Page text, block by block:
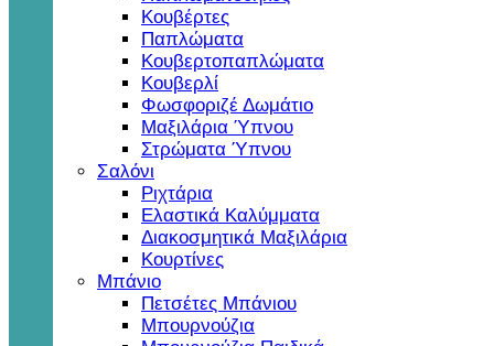
Κουβέρτες
Παπλώματα
Κουβερτοπαπλώματα
Κουβερλί
Φωσφοριζέ Δωμάτιο
Μαξιλάρια Ύπνου
Στρώματα Ύπνου
Σαλόνι
Ριχτάρια
Ελαστικά Καλύμματα
Διακοσμητικά Μαξιλάρια
Κουρτίνες
Μπάνιο
Πετσέτες Μπάνιου
Μπουρνούζια